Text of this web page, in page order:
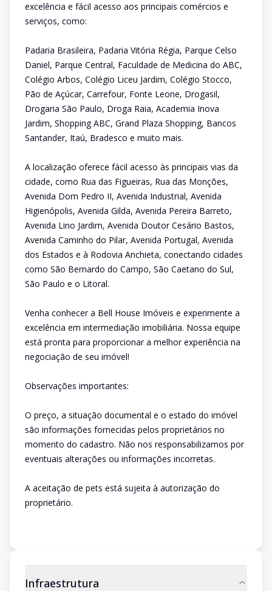
excelência e fácil acesso aos principais comércios e
serviços, como:
Padaria Brasileira, Padaria Vitória Régia, Parque Celso
Daniel, Parque Central, Faculdade de Medicina do ABC,
Colégio Arbos, Colégio Liceu Jardim, Colégio Stocco,
Pão de Açúcar, Carrefour, Fonte Leone, Drogasil,
Drogaria São Paulo, Droga Raia, Academia Inova
Jardim, Shopping ABC, Grand Plaza Shopping, Bancos
Santander, Itaú, Bradesco e muito mais.
A localização oferece fácil acesso às principais vias da
cidade, como Rua das Figueiras, Rua das Monções,
Avenida Dom Pedro II, Avenida Industrial, Avenida
Higienópolis, Avenida Gilda, Avenida Pereira Barreto,
Avenida Lino Jardim, Avenida Doutor Cesário Bastos,
Avenida Caminho do Pilar, Avenida Portugal, Avenida
dos Estados e à Rodovia Anchieta, conectando cidades
como São Bernardo do Campo, São Caetano do Sul,
São Paulo e o Litoral.
Venha conhecer a Bell House Imóveis e experimente a
excelência em intermediação imobiliária. Nossa equipe
está pronta para proporcionar a melhor experiência na
negociação de seu imóvel!
Observações importantes:
O preço, a situação documental e o estado do imóvel
são informações fornecidas pelos proprietários no
momento do cadastro. Não nos responsabilizamos por
eventuais alterações ou informações incorretas.
A aceitação de pets está sujeita à autorização do
proprietário.
Infraestrutura